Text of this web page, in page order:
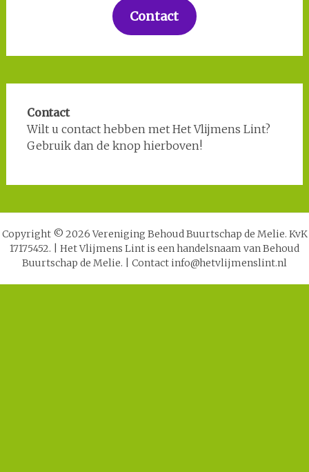
Contact
Contact
Wilt u contact hebben met Het Vlijmens Lint?
Gebruik dan de knop hierboven!
Copyright © 2026 Vereniging Behoud Buurtschap de Melie. KvK
17175452.
Het Vlijmens Lint is een handelsnaam van Behoud
Buurtschap de Melie.
Contact info@hetvlijmenslint.nl